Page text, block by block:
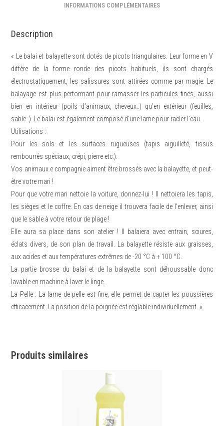
INFORMATIONS COMPLÉMENTAIRES
Description
« Le balai et balayette sont dotés de picots triangulaires. Leur forme en V
diffère de la forme ronde des picots habituels, ils sont chargés
électrostatiquement, les salissures sont attirées comme par magie. Le
balayage est plus performant pour ramasser les particules fines, aussi
bien en intérieur (poils d’animaux, cheveux..) qu’en extérieur (feuilles,
sable..). Le balai est également composé d’une lame pour racler l’eau.
Utilisations :
Pour les sols et les surfaces rugueuses (tapis aiguilleté, tissus
rembourrés spéciaux, crépi, pierre etc.).
Vos animaux e compagnie aiment être brossés avec la balayette, et peut-
être votre mari !
Pour que votre mari nettoie la voiture, donnez-lui ! Il nettoiera les tapis,
les sièges et le coffre. En cas de neige il trouvera facile de l’enlever, ainsi
que le sable à votre retour de plage !
Elle aura sa place dans son atelier ! Il balaiera avec entrain, sciures,
éclats divers, de son plan de travail. La balayette résiste aux graisses,
aux acides et aux températures extrêmes de -20 °C à + 100 °C.
La partie brosse du balai et de la balayette sont déhoussable donc
lavable en machine à laver le linge.
La Pelle : La lame de pelle est fine, elle permet de capter les poussières
efficacement. La position de la poignée est réglable individuellement. »
Produits similaires